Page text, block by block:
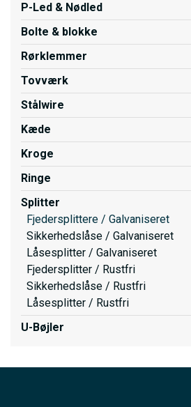
P-Led & Nødled
Bolte & blokke
Rørklemmer
Tovværk
Stålwire
Kæde
Kroge
Ringe
Splitter
Fjedersplittere / Galvaniseret
Sikkerhedslåse / Galvaniseret
Låsesplitter / Galvaniseret
Fjedersplitter / Rustfri
Sikkerhedslåse / Rustfri
Låsesplitter / Rustfri
U-Bøjler